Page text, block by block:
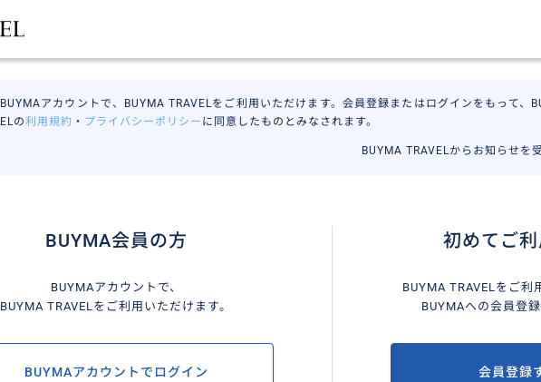
BUYMAアカウントで、BUYMA TRAVELをご利用いただけます。会員登録またはログインをもって、
ELの利用規約 ・ プライバシーポリシー に同意したものとみなされます。
BUYMA TRAVELからお知らせを
BUYMA会員の方
BUYMAアカウントで、
BUYMA TRAVELをご利用いただけます。
BUYMAアカウントでログイン
初めてご
BUYMA TRAVELをご利
BUYMAへの会員登録
会員登録